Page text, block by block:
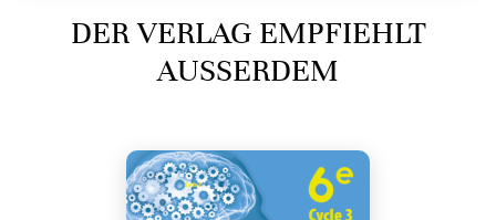
DER VERLAG EMPFIEHLT
AUSSERDEM